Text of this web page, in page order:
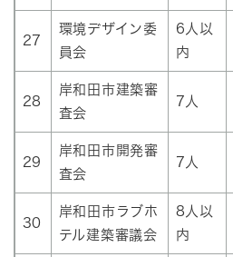
27
環境デザイン委
員会
6人以
内
28
岸和田市建築審
査会
7人
29
岸和田市開発審
査会
7人
30
岸和田市ラブホ
テル建築審議会
8人以
内